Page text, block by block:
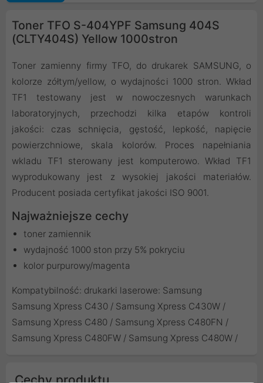
Toner TFO S-404YPF Samsung 404S
(CLTY404S) Yellow 1000stron
Toner zamienny firmy TFO, do drukarek SAMSUNG, o
kolorze zółtym/yellow, o wydajności 1000 stron. Wkład
TF1 testowany jest w nowoczesnych warunkach
laboratoryjnych, przechodzi kilka etapów kontroli
jakości: czas schnięcia, gęstość, lepkość, napięcie
powierzchniowe, skala kolorów. Proces napełniania
wkladu TF1 sterowany jest komputerowo. Wkład TF1
wyprodukowany jest z wysokiej jakości materiałów.
Producent posiada certyfikat jakości ISO 9001.
Najważniejsze cechy
toner zamiennik
wydajność 1000 ston przy 5% pokryciu
kolor purpurowy/magenta
Kompatybilność: drukarki laserowe: Samsung
Samsung Xpress C430 / Samsung Xpress C430W /
Samsung Xpress C480 / Samsung Xpress C480FN /
Samsung Xpress C480FW / Samsung Xpress C480W /
Cechy produktu